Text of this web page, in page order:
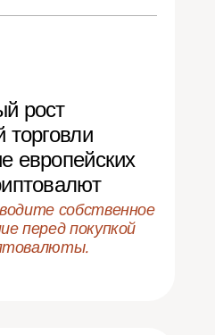
рост
торговли
европейских
собственное
перед покупкой